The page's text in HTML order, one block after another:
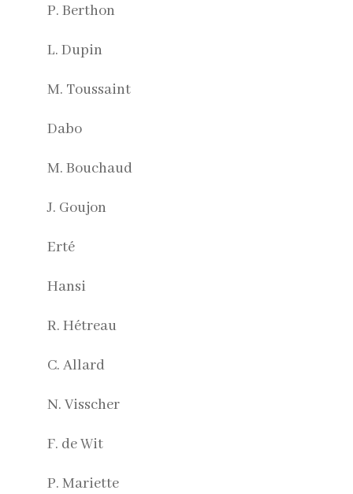
P. Berthon
L. Dupin
M. Toussaint
Dabo
M. Bouchaud
J. Goujon
Erté
Hansi
R. Hétreau
C. Allard
N. Visscher
F. de Wit
P. Mariette